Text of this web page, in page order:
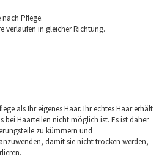
Pflege.
verlaufen in gleicher Richtung.
als Ihr eigenes Haar. Ihr echtes Haar erhält
bei Haarteilen nicht möglich ist. Es ist daher
zu kümmern und
damit sie nicht trocken werden,